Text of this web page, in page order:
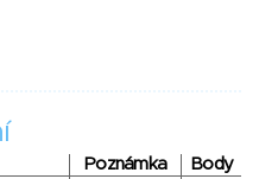
Poznámka
Body